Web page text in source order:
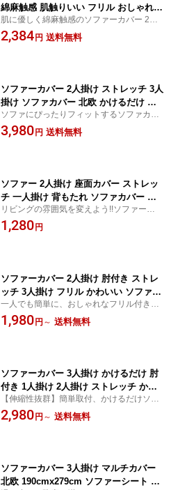
綿麻触感 肌触りいい フリル おしゃれ
ソファ カバー かけるだけ 北欧 ソファ
ー カバー 洗える 洗濯可 リビング かわ
肌に優しく綿麻触感のソファーカバー 2人
掛け 3人掛け ソファー カバー ソファ カバ
ー 洗濯可 sofa
2,384円 送料無料
ソファーカバー 2人掛け ストレッチ 3人
掛け ソファカバー 北欧 かけるだけ 伸
縮性 一人掛け 4人掛け ソファー カバー
フィットカバー 伸びる ストレッチ性 か
ソファにぴったりフィットするソファカバ
ー ソファカバー 1人掛け 2人掛け 3人掛け 4
人掛け ソファー カバー ソファ カバー 伸び
3,980円 送料無料
ソファー 2人掛け 座面カバー ストレッ
チ 一人掛け 背もたれ ソファカバー 北
欧 かけるだけ 伸縮性 ソファー カバー
フィットカバー 伸びる ストレッチ性 か
リビングの雰囲気を変えよう!!ソファー座面
カバー ソファカバー 1人〜2.5人掛け 背も
たれ ソファー カバー ソファ カバー 伸びる
1,280円
ソファーカバー 2人掛け 肘付き ストレ
ッチ 3人掛け フリル かわいい ソファカ
バー 北欧 かけるだけ 伸縮性 4人掛け ソ
ファー カバー フィットカバー 伸びる
一人でも簡単に、おしゃれなフリル付きソ
ファカバー ソファカバー 2人掛け 3人掛け
4人掛け ソファー カバー ソファ カバー 伸
1,980円 ～ 送料無料
ソファーカバー 3人掛け かけるだけ 肘
付き 1人掛け 2人掛け ストレッチ かわ
いい ソファカバー 北欧 伸縮性 一人掛
け 洗える 簡単取付 洗濯可 リビング ソ
【伸縮性抜群】簡単取付、かけるだけソフ
ァカバー 1人掛け 2人掛け 3人掛け 4人掛け
ソファー カバー ソファ カバー 伸びる 洗濯
2,980円 ～ 送料無料
ソファーカバー 3人掛け マルチカバー
北欧 190cmx279cm ソファーシート ソ